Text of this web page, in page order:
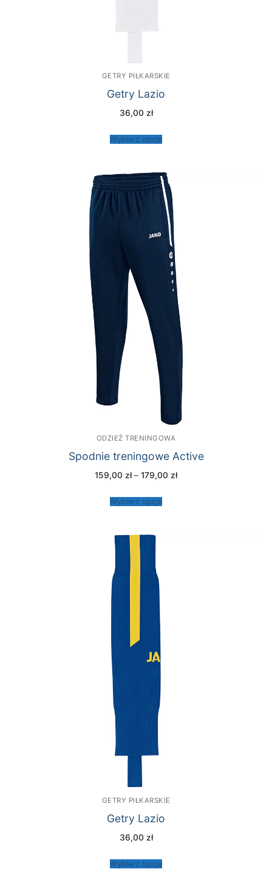
GETRY PIŁKARSKIE
Getry Lazio
36,00 zł
Wybierz opcje
ODZIEŻ TRENINGOWA
Spodnie treningowe Active
159,00 zł – 179,00 złZakres
Wybierz opcje
GETRY PIŁKARSKIE
Getry Lazio
36,00 zł
Wybierz opcje